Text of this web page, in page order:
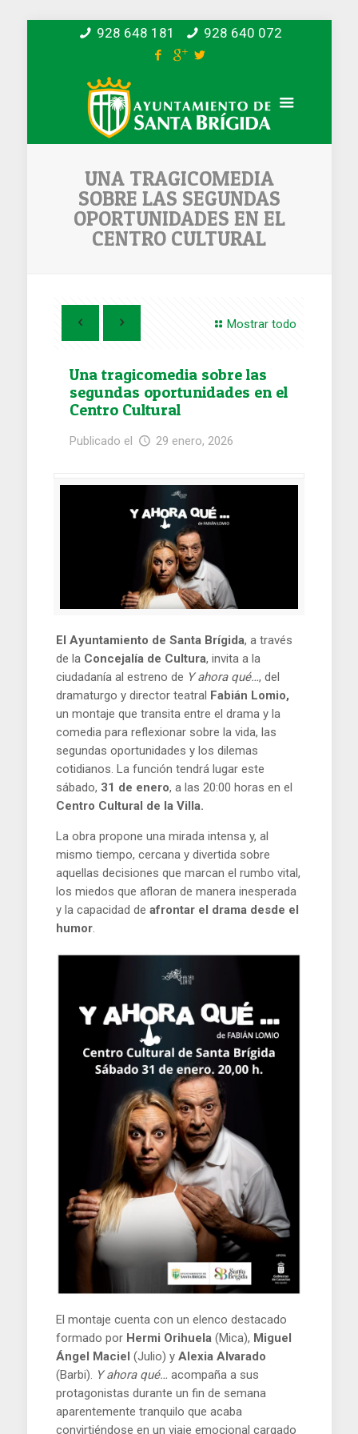
928 648 181 928 640 072
UNA TRAGICOMEDIA
SOBRE LAS SEGUNDAS
OPORTUNIDADES EN EL
CENTRO CULTURAL
Mostrar todo
Una tragicomedia sobre las
segundas oportunidades en el
Centro Cultural
Publicado el 29 enero, 2026
El Ayuntamiento de Santa Brígida, a través
de la Concejalía de Cultura, invita a la
ciudadanía al estreno de Y ahora qué…, del
dramaturgo y director teatral Fabián Lomio,
un montaje que transita entre el drama y la
comedia para reflexionar sobre la vida, las
segundas oportunidades y los dilemas
cotidianos. La función tendrá lugar este
sábado, 31 de enero, a las 20:00 horas en el
Centro Cultural de la Villa.
La obra propone una mirada intensa y, al
mismo tiempo, cercana y divertida sobre
aquellas decisiones que marcan el rumbo vital,
los miedos que afloran de manera inesperada
y la capacidad deafrontar el drama desde el
humor.
El montaje cuenta con un elenco destacado
formado por Hermi Orihuela (Mica), Miguel
Ángel Maciel (Julio) yAlexia Alvarado
(Barbi).
Y ahora qué… acompaña a sus
protagonistas durante un fin de semana
aparentemente tranquilo que acaba
convirtiéndose en un viaje emocional cargado